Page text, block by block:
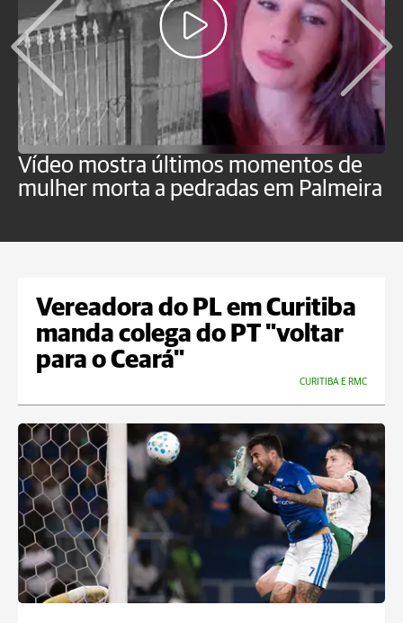
Vídeo mostra últimos momentos de
mulher morta a pedradas em Palmeira
Vereadora do PL em Curitiba
manda colega do PT "voltar
para o Ceará"
CURITIBA E RMC